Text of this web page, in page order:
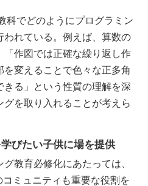
でどのようにプログラミン
われている。例えば、算数の
「作図では正確な繰り返し作
変えることで色々な正多角
る」という性質の理解を深
を取り入れることが考えら
びたい子供に場を提供
教育必修化にあたっては、
ミュニティも重要な役割を